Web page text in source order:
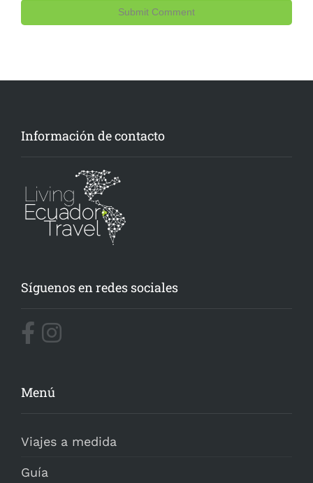
Información de contacto
Síguenos en redes sociales
Menú
Viajes a medida
Guía